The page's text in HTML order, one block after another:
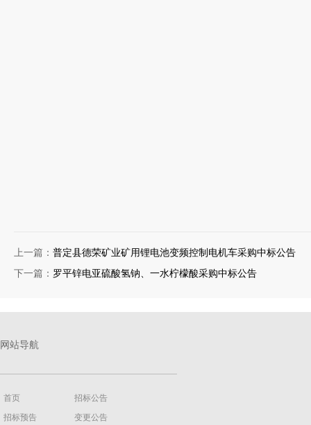
上一篇： 普定县德荣矿业矿用锂电池变频控制电机车采购中标公告
下一篇： 罗平锌电亚硫酸氢钠、一水柠檬酸采购中标公告
网站导航
首页
招标公告
招标预告
变更公告